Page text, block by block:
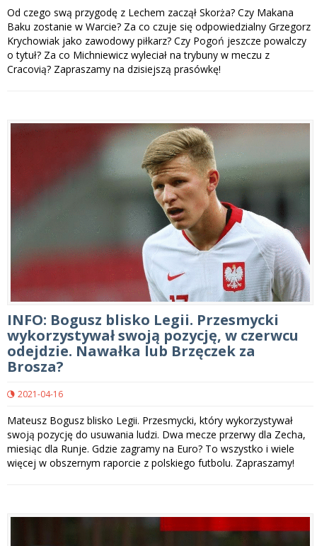
Od czego swą przygodę z Lechem zaczął Skorża? Czy Makana
Baku zostanie w Warcie? Za co czuje się odpowiedzialny Grzegorz
Krychowiak jako zawodowy piłkarz? Czy Pogoń jeszcze powalczy
o tytuł? Za co Michniewicz wyleciał na trybuny w meczu z
Cracovią? Zapraszamy na dzisiejszą prasówkę!
INFO: Bogusz blisko Legii. Przesmycki
wykorzystywał swoją pozycję, w czerwcu
odejdzie. Nawałka lub Brzęczek za
Brosza?
2021-04-16
Mateusz Bogusz blisko Legii. Przesmycki, który wykorzystywał
swoją pozycję do usuwania ludzi. Dwa mecze przerwy dla Zecha,
miesiąc dla Runje. Gdzie zagramy na Euro? To wszystko i wiele
więcej w obszernym raporcie z polskiego futbolu. Zapraszamy!